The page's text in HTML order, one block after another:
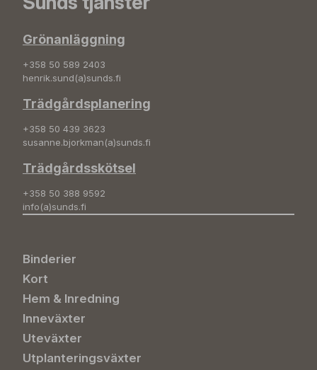
Grönanläggning
+358 50 589 2403
henrik.sund(a)sunds.fi
Trädgårdsplanering
+358 50 439 3623
susanne.bjorkman(a)sunds.fi
Trädgårdsskötsel
+358 50 388 9592
info(a)sunds.fi
Binderier
Kort
Hem & Inredning
Inneväxter
Uteväxter
Utplanteringsväxter